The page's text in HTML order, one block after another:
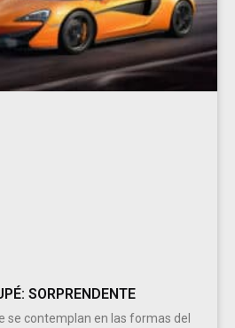
SORPRENDENTE
se contemplan en las formas del